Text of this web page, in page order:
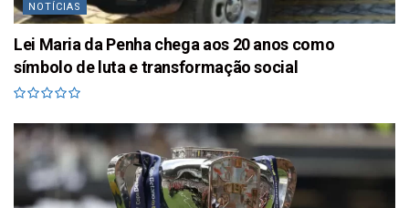
NOTÍCIAS
Lei Maria da Penha chega aos 20 anos como
símbolo de luta e transformação social